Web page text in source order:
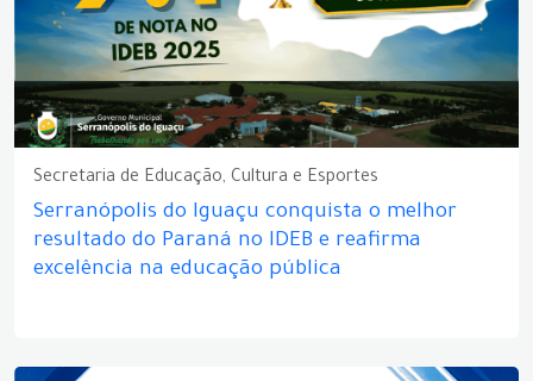
Secretaria de Educação, Cultura e Esportes
Serranópolis do Iguaçu conquista o melhor
resultado do Paraná no IDEB e reafirma
excelência na educação pública